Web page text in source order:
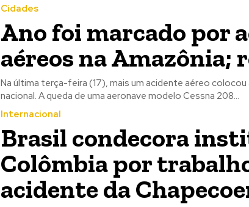
Cidades
Ano foi marcado por
aéreos na Amazônia;
Na última terça-feira (17), mais um acidente aéreo
nacional. A queda de uma aeronave modelo Cessna 208...
Internacional
Brasil condecora
Colômbia por
acidente da